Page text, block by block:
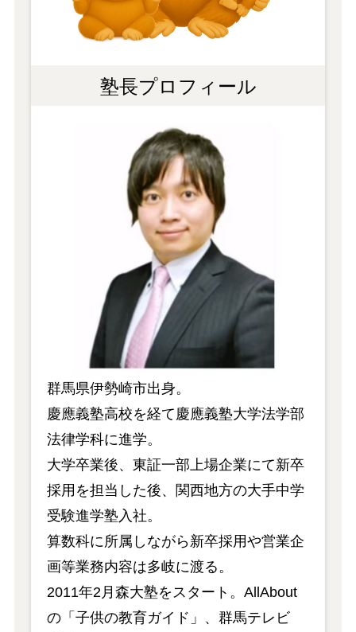
塾長プロフィール
群馬県伊勢崎市出身。
慶應義塾高校を経て慶應義塾大学法学部
法律学科に進学。
大学卒業後、東証一部上場企業にて新卒
採用を担当した後、関西地方の大手中学
受験進学塾入社。
算数科に所属しながら新卒採用や営業企
画等業務内容は多岐に渡る。
2011年2月森大塾をスタート。AllAbout
の「子供の教育ガイド」、群馬テレビ